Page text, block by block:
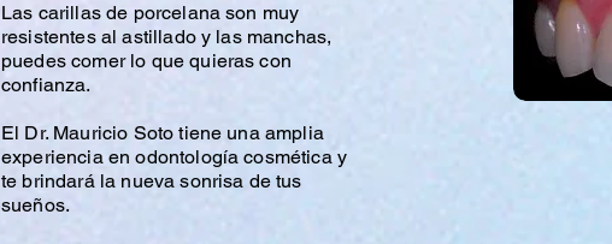
Las carillas de porcelana son muy
resistentes al astillado y las manchas,
puedes comer lo que quieras con
confianza.
El Dr. Mauricio Soto tiene una amplia
experiencia en odontología cosmética y
te brindará la nueva sonrisa de tus
sueños.